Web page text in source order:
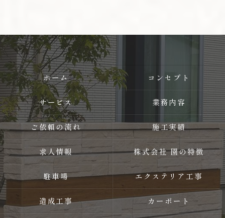
ホーム コンセプト
サービス 業務内容
ご依頼の流れ 施工実績
求人情報 株式会社 園の特徴
駐車場 エクステリア工事
造成工事 カーポート